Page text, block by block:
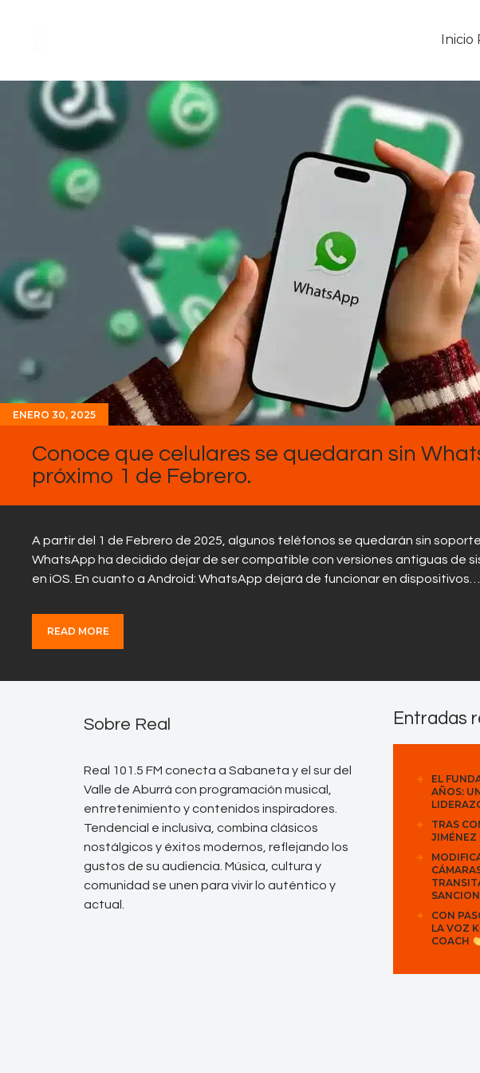
Inicio
En Vivo
Descarga
Programas
Noticias
Equipo
Sobre
ENERO 30, 2025
Conoce que celulares se quedaran sin
próximo 1 de Febrero.
A partir del 1 de Febrero de 2025, algunos teléfonos se quedarán sin
WhatsApp ha decidido dejar de ser compatible con versiones antiguas de
en iOS. En cuanto a Android: WhatsApp dejará de funcionar en dispositivos…
READ MORE
Sobre Real
Real 101.5 FM conecta a Sabaneta y el sur del
Valle de Aburrá con programación musical,
entretenimiento y contenidos inspiradores.
Tendencial e inclusiva, combina clásicos
nostálgicos y éxitos modernos, reflejando los
gustos de su audiencia. Música, cultura y
comunidad se unen para vivir lo auténtico y
actual.
Entradas
EL
AÑOS:
TRAS
JIMÉNEZ
CON
LA VOZ
COACH